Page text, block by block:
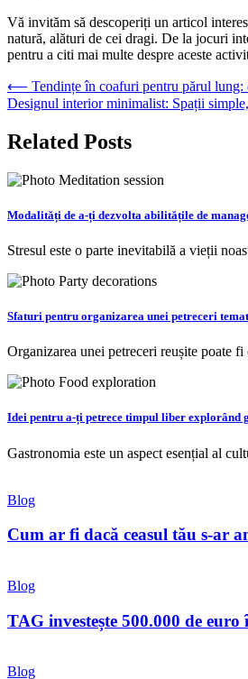
Vă invităm să descoperiți un articol
natură, alături de cei dragi. De la jocuri
pentru a citi mai multe despre aceste
Navigare
în
articole
⟵ Tendințe în coafuri pentru părul
Designul interior minimalist: Spații
Related Posts
Modalități de a-ți dezvolta abilitățile de
Stresul este o parte inevitabilă a vieții
Sfaturi pentru organizarea unei petreceri
Organizarea unei petreceri reușite poate
Idei pentru a-ți petrece timpul liber
Gastronomia este un aspect esențial al
Blog
Cum ar fi dacă ceasul tău s-ar
Blog
TAG investește 500.000 de
Blog